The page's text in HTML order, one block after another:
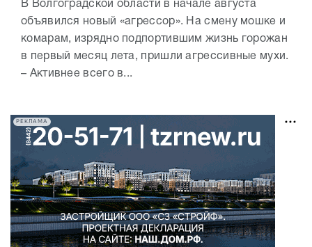
В Волгоградской области в начале августа
объявился новый «агрессор». На смену мошке и
комарам, изрядно подпортившим жизнь горожан
в первый месяц лета, пришли агрессивные мухи.
– Активнее всего в...
РЕКЛАМА